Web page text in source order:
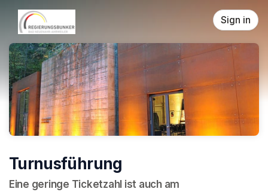
Skip header
Sign in
Turnusführung
Eine geringe Ticketzahl ist auch am